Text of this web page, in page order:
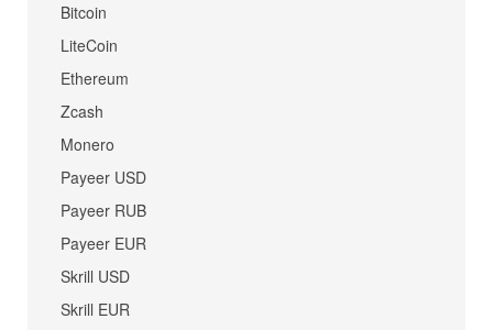
Bitcoin
LiteCoin
Ethereum
Zcash
Monero
Payeer USD
Payeer RUB
Payeer EUR
Skrill USD
Skrill EUR